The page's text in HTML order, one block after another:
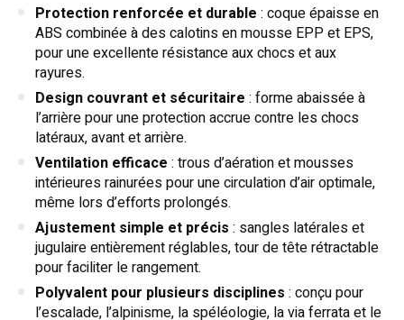
Protection renforcée et durable : coque épaisse en
ABS combinée à des calotins en mousse EPP et EPS,
pour une excellente résistance aux chocs et aux
rayures.
Design couvrant et sécuritaire : forme abaissée à
l’arrière pour une protection accrue contre les chocs
latéraux, avant et arrière.
Ventilation efficace : trous d’aération et mousses
intérieures rainurées pour une circulation d’air optimale,
même lors d’efforts prolongés.
Ajustement simple et précis : sangles latérales et
jugulaire entièrement réglables, tour de tête rétractable
pour faciliter le rangement.
Polyvalent pour plusieurs disciplines : conçu pour
l’escalade, l’alpinisme, la spéléologie, la via ferrata et le